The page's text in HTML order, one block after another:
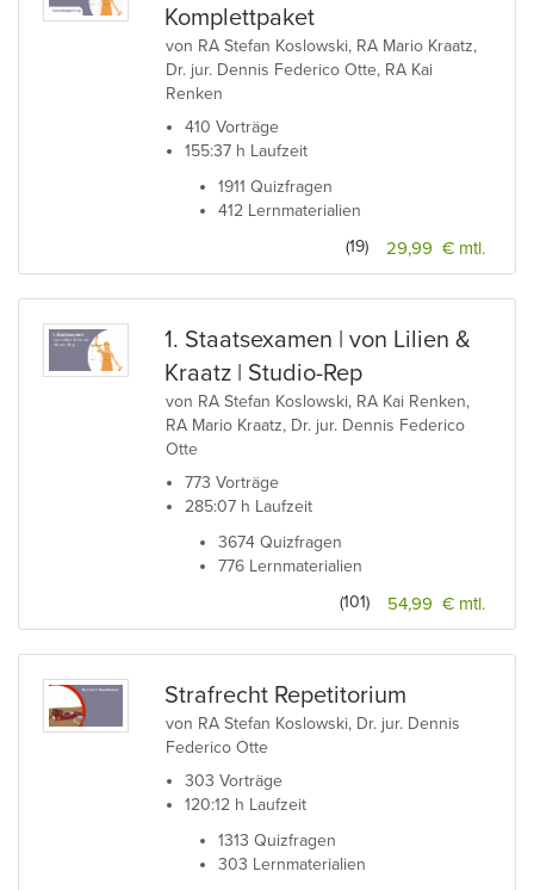
Komplettpaket
von RA Stefan Koslowski, RA Mario Kraatz,
Dr. jur. Dennis Federico Otte, RA Kai
Renken
410 Vorträge
155:37 h Laufzeit
1911 Quizfragen
412 Lernmaterialien
29,99 € mtl.
(19)
1. Staatsexamen | von Lilien &
Kraatz | Studio-Rep
von RA Stefan Koslowski, RA Kai Renken,
RA Mario Kraatz, Dr. jur. Dennis Federico
Otte
773 Vorträge
285:07 h Laufzeit
3674 Quizfragen
776 Lernmaterialien
54,99 € mtl.
(101)
Strafrecht Repetitorium
von RA Stefan Koslowski, Dr. jur. Dennis
Federico Otte
303 Vorträge
120:12 h Laufzeit
1313 Quizfragen
303 Lernmaterialien